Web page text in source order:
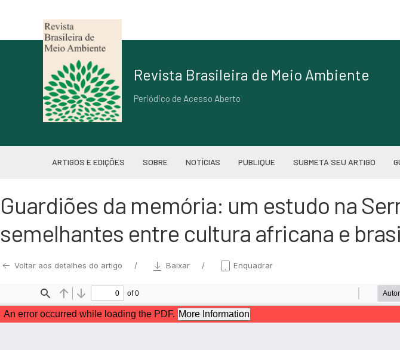
Revista Brasileira de Meio Ambiente
Periódico de Acesso Aberto
ARTIGOS E EDIÇÕES SOBRE NOTÍCIAS PUBLIQUE SUBMETA SEU ARTIGO
Guardiões da memória: um estudo na
semelhantes entre cultura africana e
Voltar aos detalhes do artigo Baixar Enquadrar